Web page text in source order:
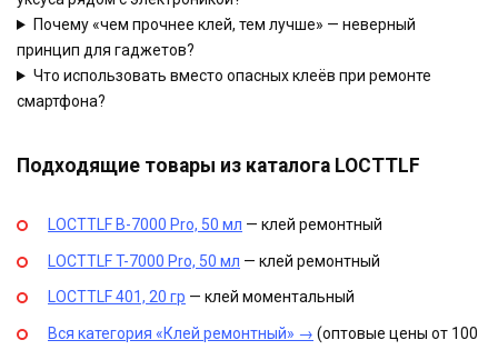
Почему «чем прочнее клей, тем лучше» — неверный
принцип для гаджетов?
Что использовать вместо опасных клеёв при ремонте
смартфона?
Подходящие товары из каталога LOCTTLF
LOCTTLF B-7000 Pro, 50 мл — клей ремонтный
LOCTTLF T-7000 Pro, 50 мл — клей ремонтный
LOCTTLF 401, 20 гр — клей моментальный
Вся категория «Клей ремонтный» → (оптовые цены от 100